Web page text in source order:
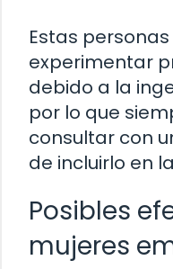
Estas
experimentar
debido a la
por lo que
consultar con
de incluirlo en
Posibles
mujeres